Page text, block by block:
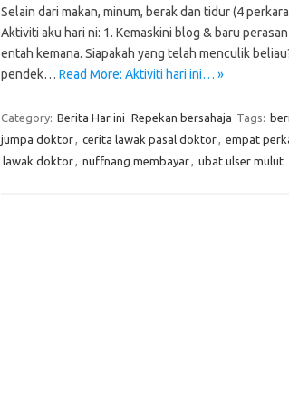
at
s
A
p
p
e
b
o
o
k
p
y
Li
n
k
it
te
r
g
g
er
ail er
Selain dari makan, minum, berak dan tidur (4
Aktiviti aku hari ni: 1. Kemaskini blog & baru
entah kemana. Siapakah yang telah menculik
pendek… Read More: Aktiviti hari ini… »
Category: Berita Har ini Repekan bersahaja Tags:
jumpa doktor, cerita lawak pasal doktor, empat
lawak doktor, nuffnang membayar, ubat ulser mulut